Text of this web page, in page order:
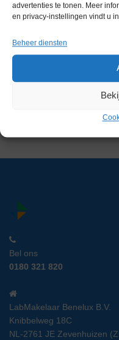
advertenties te tonen. Meer
en privacy-instellingen vindt u
Beheer diensten
2Mag MIXdrive 15 HT
Magneetroerder
Bel ons
0180 321 820
LabMakelaar Benelux B.V.
Knibbelweg 18C
NL-2761 JE Zevenhuizen